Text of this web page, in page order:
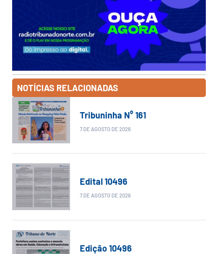
NOTÍCIAS RELACIONADAS
Tribuninha N° 161
7 DE AGOSTO DE 2026
Edital 10496
7 DE AGOSTO DE 2026
Edição 10496